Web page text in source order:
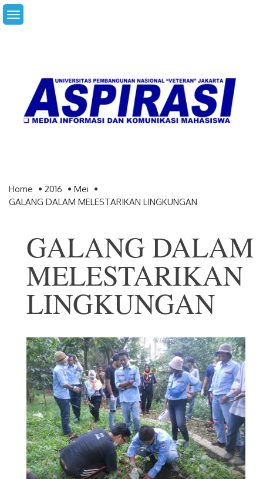
Skip
to
Home 2016
Mei
GALANG DALAM MELESTARIKAN LINGKUNGAN
GALANG DALAM
MELESTARIKAN
LINGKUNGAN